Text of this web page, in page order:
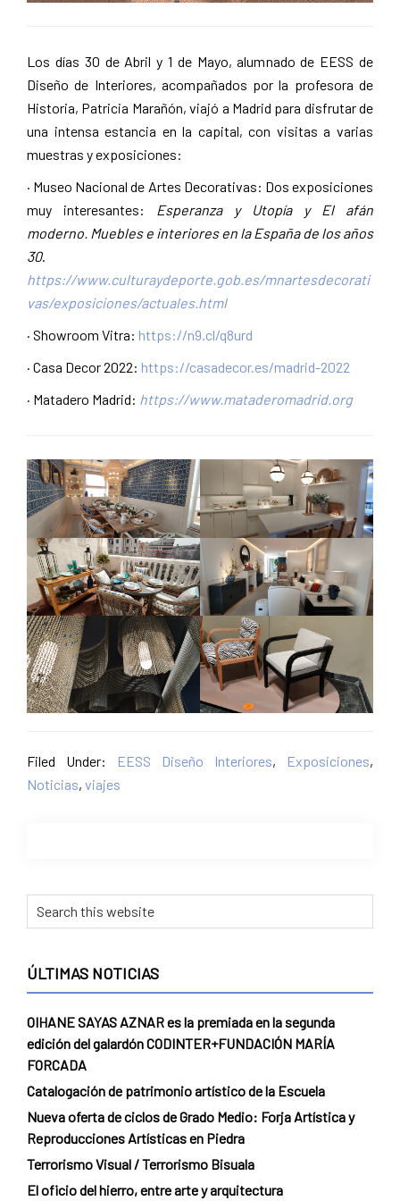
Los días 30 de Abril y 1 de Mayo, alumnado de EESS de
Diseño de Interiores, acompañados por la profesora de
Historia, Patricia Marañón, viajó a Madrid para disfrutar de
una intensa estancia en la capital, con visitas a varias
muestras y exposiciones:
· Museo Nacional de Artes Decorativas: Dos exposiciones
muy interesantes:
Esperanza y Utopíay El afán
moderno. Muebles e interiores en la España de los años
30.
https://www.culturaydeporte.gob.es/mnartesdecorati
vas/exposiciones/actuales.html
· Showroom Vitra: https://n9.cl/q8urd
· Casa Decor 2022: https://casadecor.es/madrid-2022
· Matadero Madrid: https://www.mataderomadrid.org
Filed Under: EESS Diseño Interiores, Exposiciones,
Noticias, viajes
ÚLTIMAS NOTICIAS
OIHANE SAYAS AZNAR es la premiada en la segunda
edición del galardón CODINTER+FUNDACIÓN MARÍA
FORCADA
Catalogación de patrimonio artístico de la Escuela
Nueva oferta de ciclos de Grado Medio: Forja Artística y
Reproducciones Artísticas en Piedra
Terrorismo Visual / Terrorismo Bisuala
El oficio del hierro, entre arte y arquitectura